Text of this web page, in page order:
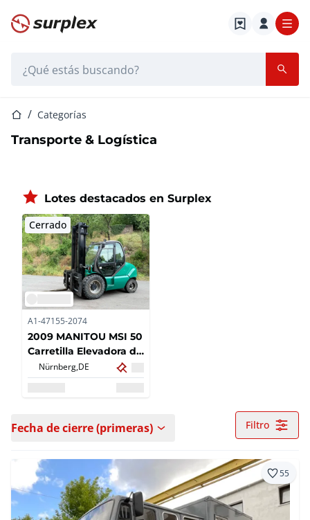
Página de inicio
Página de inicio
Categorías
Transporte & Logística
Lotes destacados en Surplex
Cerrado
A1-47155-2074
2009 MANITOU MSI 50
Carretilla Elevadora de
Terreno Accidentado
5.000 kg Capacidad
Nürnberg,DE
Fecha de cierre (primeras) Filtro
55